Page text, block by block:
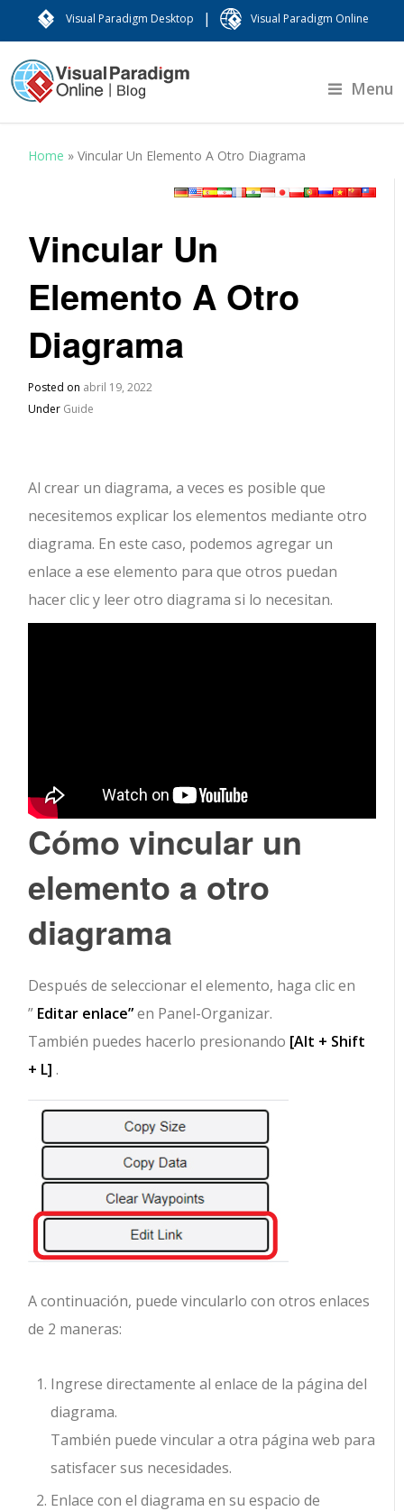
Visual Paradigm Desktop | Visual Paradigm Online
Menu
Home »Vincular Un Elemento A Otro Diagrama
Vincular Un
Elemento A Otro
Diagrama
Posted on abril 19, 2022
Under Guide
Al crear un diagrama, a veces es posible que
necesitemos explicar los elementos mediante otro
diagrama. En este caso, podemos agregar un
enlace a ese elemento para que otros puedan
hacer clic y leer otro diagrama si lo necesitan.
Cómo vincular un
elemento a otro
diagrama
Después de seleccionar el elemento, haga clic en
” Editar enlace”en Panel-Organizar.
También puedes hacerlo presionando [Alt + Shift
+ L] .
A continuación, puede vincularlo con otros enlaces
de 2 maneras:
Ingrese directamente al enlace de la página del
diagrama.
También puede vincular a otra página web para
satisfacer sus necesidades.
Enlace con el diagrama en su espacio de